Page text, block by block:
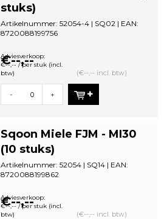
stuks)
Artikelnummer: 52054-4 | SQ02 | EAN:
8720088199756
bestelhoeveelheid...
€--,--
Adviesverkoop:
€--,-- / per stuk (incl.
btw)
(€--,-- incl. btw)
- +
Sqoon Miele FJM - MI30
(10 stuks)
Artikelnummer: 52054 | SQ14 | EAN:
8720088199862
bestelhoeveelheid:...
€--,--
Adviesverkoop:
€--,-- / per stuk (incl.
btw)
(€--,-- incl. btw)